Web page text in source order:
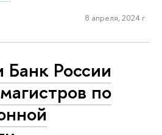
8 апреля, 2024 г.
России
по